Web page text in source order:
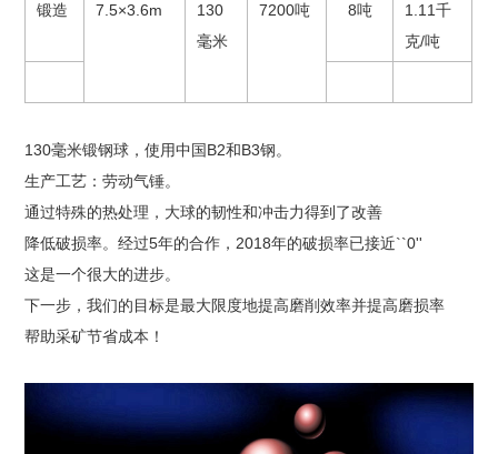
锻造 7.5×3.6m
130
毫米
7200吨 8吨
1.11千
克/吨
130毫米锻钢球，使用中国B2和B3钢。
生产工艺：劳动气锤。
通过特殊的热处理，大球的韧性和冲击力得到了改善
降低破损率。经过5年的合作，2018年的破损率已接近``0''
这是一个很大的进步。
下一步，我们的目标是最大限度地提高磨削效率并提高磨损率
帮助采矿节省成本！